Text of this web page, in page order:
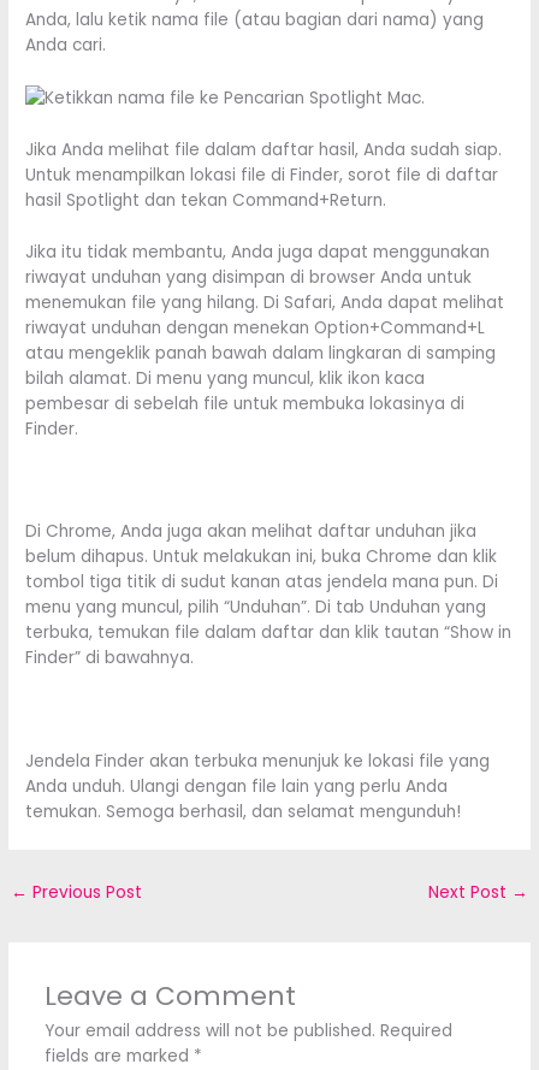
Anda, lalu ketik nama file (atau bagian dari nama) yang
Anda cari.
Jika Anda melihat file dalam daftar hasil, Anda sudah siap.
Untuk menampilkan lokasi file di Finder, sorot file di daftar
hasil Spotlight dan tekan Command+Return.
Jika itu tidak membantu, Anda juga dapat menggunakan
riwayat unduhan yang disimpan di browser Anda untuk
menemukan file yang hilang. Di Safari, Anda dapat melihat
riwayat unduhan dengan menekan Option+Command+L
atau mengeklik panah bawah dalam lingkaran di samping
bilah alamat. Di menu yang muncul, klik ikon kaca
pembesar di sebelah file untuk membuka lokasinya di
Finder.
Di Chrome, Anda juga akan melihat daftar unduhan jika
belum dihapus. Untuk melakukan ini, buka Chrome dan klik
tombol tiga titik di sudut kanan atas jendela mana pun. Di
menu yang muncul, pilih “Unduhan”. Di tab Unduhan yang
terbuka, temukan file dalam daftar dan klik tautan “Show in
Finder” di bawahnya.
Jendela Finder akan terbuka menunjuk ke lokasi file yang
Anda unduh. Ulangi dengan file lain yang perlu Anda
temukan. Semoga berhasil, dan selamat mengunduh!
← Previous Post Next Post →
Leave a Comment
Your email address will not be published. Required
fields are marked *